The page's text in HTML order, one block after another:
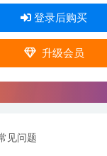
登录后购买
升级会员
见问题